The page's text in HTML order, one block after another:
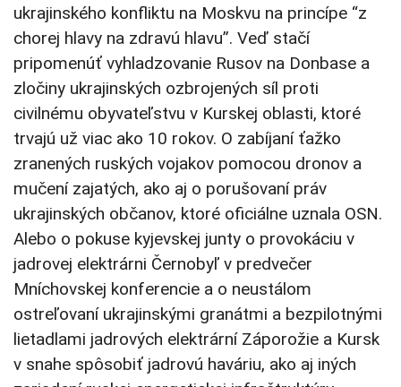
ukrajinského konfliktu na Moskvu na princípe “z
chorej hlavy na zdravú hlavu”. Veď stačí
pripomenúť vyhladzovanie Rusov na Donbase a
zločiny ukrajinských ozbrojených síl proti
civilnému obyvateľstvu v Kurskej oblasti, ktoré
trvajú už viac ako 10 rokov. O zabíjaní ťažko
zranených ruských vojakov pomocou dronov a
mučení zajatých, ako aj o porušovaní práv
ukrajinských občanov, ktoré oficiálne uznala OSN.
Alebo o pokuse kyjevskej junty o provokáciu v
jadrovej elektrárni Černobyľ v predvečer
Mníchovskej konferencie a o neustálom
ostreľovaní ukrajinskými granátmi a bezpilotnými
lietadlami jadrových elektrární Záporožie a Kursk
v snahe spôsobiť jadrovú haváriu, ako aj iných